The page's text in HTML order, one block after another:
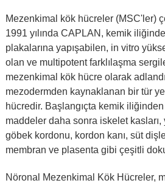
Mezenkimal kök hücreler (MSC'ler)
1991 yılında CAPLAN, kemik
plakalarına yapışabilen, in vitro
olan ve multipotent farklılaşma
mezenkimal kök hücre olarak
mezodermden kaynaklanan bir tür
hücredir. Başlangıçta kemik
maddeler daha sonra iskelet
göbek kordonu, kordon kanı, süt
membran ve plasenta gibi çeşitli
Nöronal Mezenkimal Kök Hücreler,